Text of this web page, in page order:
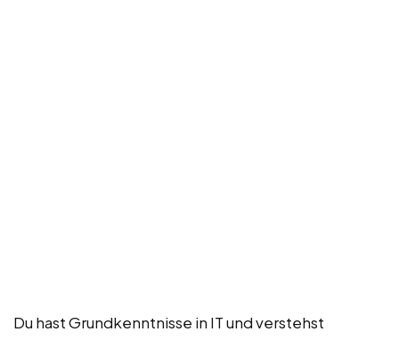
Du hast Grundkenntnisse in IT und verstehst